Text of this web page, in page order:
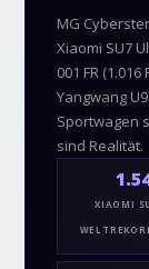
MG
Xiaomi SU7
001 FR
Yangwang
Sportwagen
sind Realität.
XIAOMI